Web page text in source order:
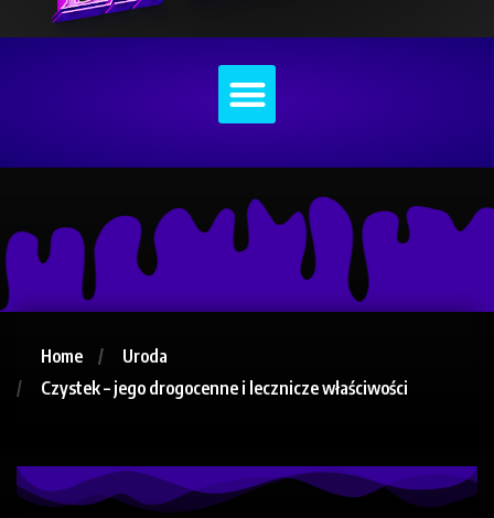
Home
Uroda
Czystek – jego drogocenne i lecznicze właściwości